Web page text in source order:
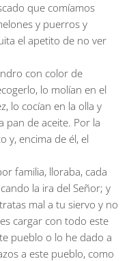
que comíamos
y puerros y
el apetito de no ver
con color de
lo molían en el
lo cocían en la olla y
pan de aceite. Por la
y, encima de él, el
familia, lloraba, cada
la ira del Señor; y
mal a tu siervo y no
cargar con todo este
pueblo o lo he dado a
a este pueblo, como